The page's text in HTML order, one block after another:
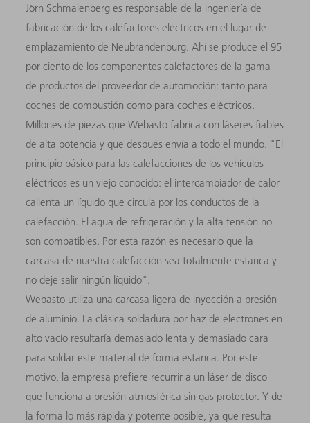
Jörn Schmalenberg es responsable de la ingeniería de
fabricación de los calefactores eléctricos en el lugar de
emplazamiento de Neubrandenburg. Ahí se produce el 95
por ciento de los componentes calefactores de la gama
de productos del proveedor de automoción: tanto para
coches de combustión como para coches eléctricos.
Millones de piezas que Webasto fabrica con láseres fiables
de alta potencia y que después envía a todo el mundo. "El
principio básico para las calefacciones de los vehículos
eléctricos es un viejo conocido: el intercambiador de calor
calienta un líquido que circula por los conductos de la
calefacción. El agua de refrigeración y la alta tensión no
son compatibles. Por esta razón es necesario que la
carcasa de nuestra calefacción sea totalmente estanca y
no deje salir ningún líquido".
Webasto utiliza una carcasa ligera de inyección a presión
de aluminio. La clásica soldadura por haz de electrones en
alto vacío resultaría demasiado lenta y demasiado cara
para soldar este material de forma estanca. Por este
motivo, la empresa prefiere recurrir a un láser de disco
que funciona a presión atmosférica sin gas protector. Y de
la forma lo más rápida y potente posible, ya que resulta